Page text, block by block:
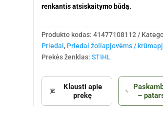
renkantis atsiskaitymo būdą.
Produkto kodas: 41477108112
Priedai, Priedai žoliapjovėms /
Prekės ženklas: STIHL
Klausti apie
prekę
–